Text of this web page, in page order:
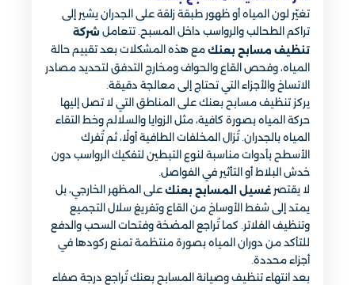
تغيّر لون المياه أو ظهور طبقة زلقة على الجدران يشير إلى
تراكم الطحالب والرواسب داخل المسبح. تتعامل شركة
تنظيف مسابح بعنك مع هذه المشكلات بعد تقييم حالة
المياه، وفحص القاع والحواف ومخارج التدفق لتحديد مصادر
الاتساخ والأجزاء التي تحتاج إلى معالجة دقيقة.
يركز تنظيف مسابح بعنك على المناطق التي لا تصل إليها
حركة المياه بصورة كافية، مثل الزوايا والسلالم وخط التقاء
المياه بالجدران. تُزال المخلفات الطافية أولًا، ثم تُفرك
الأسطح بأدوات مناسبة لنوع التبطين لتفكيك الرواسب دون
خدش البلاط أو التأثير في الفواصل.
لا يقتصر غسيل المسابح بعنك على المظهر الخارجي، بل
يمتد إلى شفط الأوساخ من القاع وتفريغ سلال التجميع
وتنظيف الفلاتر. كما تُراجع المضخة وفتحات السحب والدفع
للتأكد من دوران المياه بصورة منتظمة تمنع ركودها في
أجزاء محددة.
بعد انتهاء تنظيف وصيانة المسابح بعنك تُراجع درجة صفاء